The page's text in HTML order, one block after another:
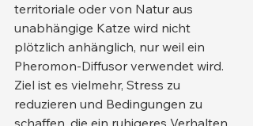
territoriale oder von Natur aus
unabhängige Katze wird nicht
plötzlich anhänglich, nur weil ein
Pheromon-Diffusor verwendet wird.
Ziel ist es vielmehr, Stress zu
reduzieren und Bedingungen zu
schaffen, die ein ruhigeres Verhalten